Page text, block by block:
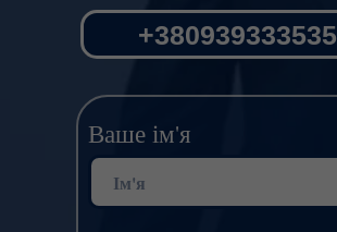
Ваше ім'я
+380939333535